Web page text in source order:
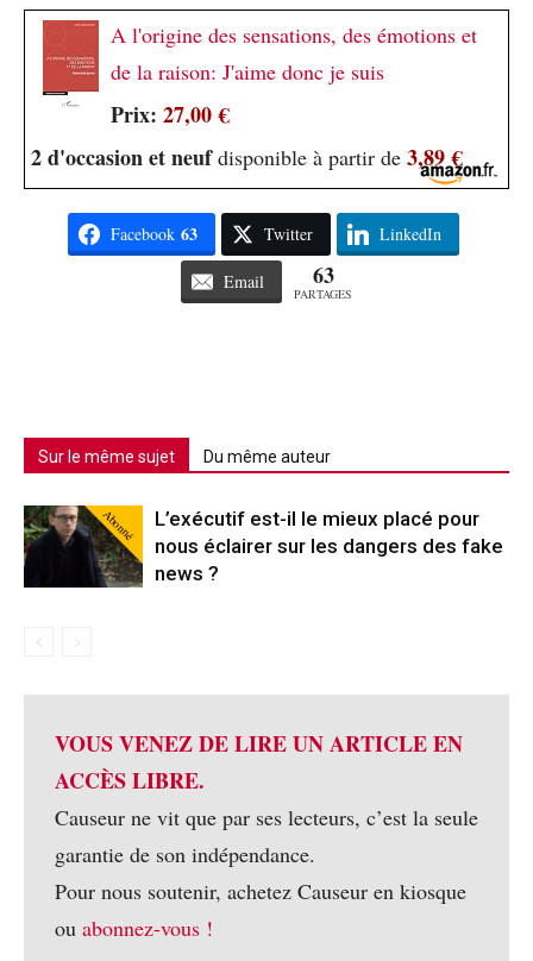
A l'origine des sensations, des émotions et
de la raison: J'aime donc je suis
Prix: 27,00 €
2 d'occasion et neufdisponible à partir de 3,89 €
Facebook 63 Twitter LinkedIn
Email 63
PARTAGES
Sur le même sujet Du même auteur
Abonné
L’exécutif est-il le mieux placé pour
nous éclairer sur les dangers des fake
news ?
VOUS VENEZ DE LIRE UN ARTICLE EN
ACCÈS LIBRE.
Causeur ne vit que par ses lecteurs, c’est la seule
garantie de son indépendance.
Pour nous soutenir, achetez Causeur en kiosque
ou abonnez-vous !